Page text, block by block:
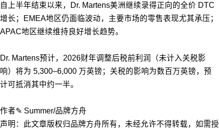
自上半年结束以来，Dr. Martens美洲继续录得正向的全价 DTC
增长；EMEA地区仍面临波动，主要市场的零售表现尤其承压；
APAC地区继续维持良好增长趋势。
Dr. Martens预计，2026财年调整后税前利润（未计入关税影
响）将为 5,300–6,000 万英镑；关税的影响为数百万英镑，预
计可抵消其中约一半。
作者✎ Summer/品牌方舟
声明：此文章版权归品牌方舟所有，未经允许不得转载，如需授